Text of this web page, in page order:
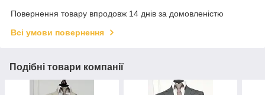
Повернення товару впродовж 14 днів за домовленістю
Всі умови повернення
Подібні товари компанії